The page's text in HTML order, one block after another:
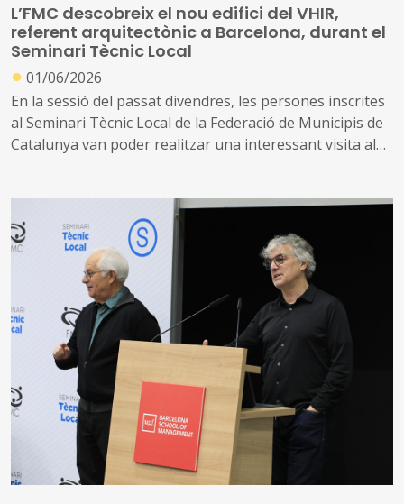
L’FMC descobreix el nou edifici del VHIR,
referent arquitectònic a Barcelona, durant el
Seminari Tècnic Local
● 01/06/2026
En la sessió del passat divendres, les persones inscrites
al Seminari Tècnic Local de la Federació de Municipis de
Catalunya van poder realitzar una interessant visita al
identitat pròpia i representativa dels valors de la
innovació i l’excel·lència
A més, també van poder conèixer els esdeveniments
previstos a Barcelona, com a Capital Mundial de
l’Arquitectura, que també acollirà enguany el Congrés
Mundial de la Unió internacional d’Arquitectes, i de quina
manera es procura tenir cura d’un patrimoni
arquitectònic de fa segles